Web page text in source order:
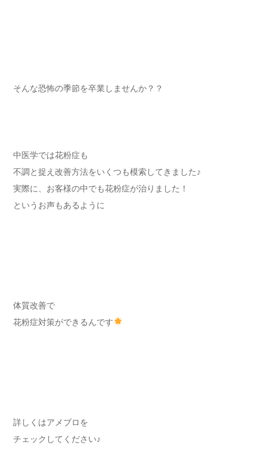
そんな恐怖の季節を卒業しませんか？？
中医学では花粉症も
不調と捉え改善方法をいくつも模索してきました♪
実際に、お客様の中でも花粉症が治りました！
というお声もあるように
体質改善で
花粉症対策ができるんです
詳しくはアメブロを
チェックしてください♪